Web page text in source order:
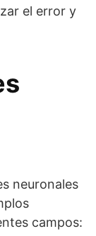
el error y
neuronales
campos: